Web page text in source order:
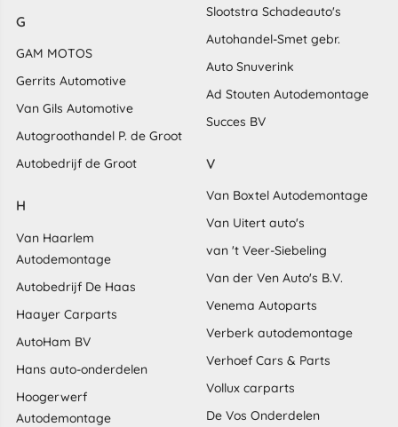
G
GAM MOTOS
Gerrits Automotive
Van Gils Automotive
Autogroothandel P. de Groot
Autobedrijf de Groot
H
Van Haarlem
Autodemontage
Autobedrijf De Haas
Haayer Carparts
AutoHam BV
Hans auto-onderdelen
Hoogerwerf
Autodemontage
Slootstra Schadeauto's
Autohandel-Smet gebr.
Auto Snuverink
Ad Stouten Autodemontage
Succes BV
V
Van Boxtel Autodemontage
Van Uitert auto's
van 't Veer-Siebeling
Van der Ven Auto's B.V.
Venema Autoparts
Verberk autodemontage
Verhoef Cars & Parts
Vollux carparts
De Vos Onderdelen